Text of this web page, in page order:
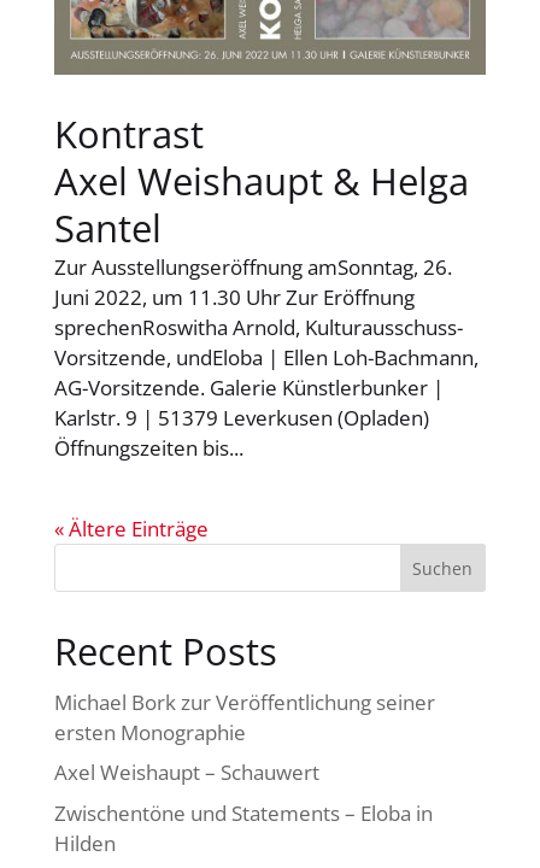
Kontrast
Axel Weishaupt & Helga
Santel
Zur Ausstellungseröffnung amSonntag, 26.
Juni 2022, um 11.30 Uhr Zur Eröffnung
sprechenRoswitha Arnold, Kulturausschuss-
Vorsitzende, undEloba | Ellen Loh-Bachmann,
AG-Vorsitzende. Galerie Künstlerbunker |
Karlstr. 9 | 51379 Leverkusen (Opladen)
Öffnungszeiten bis...
« Ältere Einträge
Suchen
Recent Posts
Michael Bork zur Veröffentlichung seiner
ersten Monographie
Axel Weishaupt – Schauwert
Zwischentöne und Statements – Eloba in
Hilden